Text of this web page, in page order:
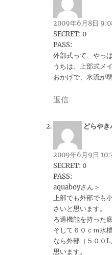
2009年6月8日
SECRET: 0
PASS:
外部式って、やっ
うちは、上部式メ
おかげで、水流が
返信
どらやき
2009年6月9日
SECRET: 0
PASS:
aquaboyさん＞
上部でも外部でも
さいと思います。
ろ過機能を持った
そして６０ｃｍ水
なら外部（５００
思います。